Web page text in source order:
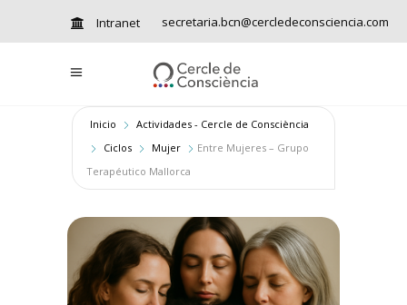
Intranet secretaria.bcn@cercledeconsciencia.com
Inicio
Actividades - Cercle de Consciència
Ciclos
Mujer
Entre Mujeres – Grupo
Terapéutico Mallorca